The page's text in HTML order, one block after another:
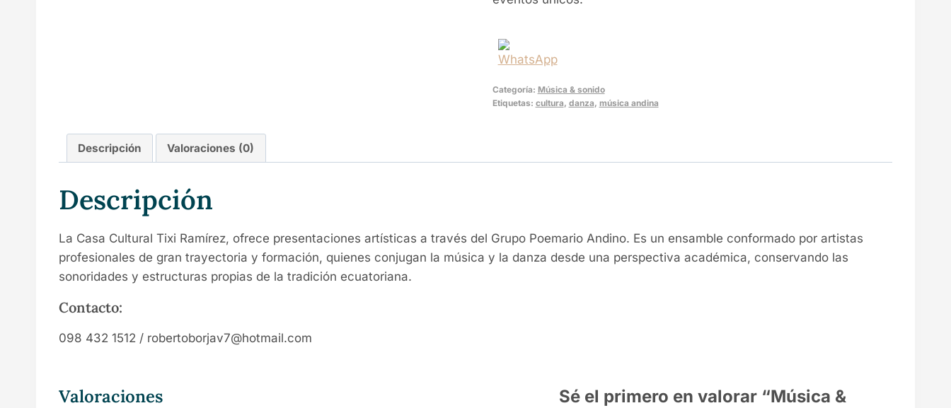
Categoría: Música & sonido
Etiquetas: cultura, danza, música andina
Descripción Valoraciones (0)
Descripción
La Casa Cultural Tixi Ramírez, ofrece presentaciones artísticas a través del Grupo Poemario Andino. Es un ensamble conformado por artistas
profesionales de gran trayectoria y formación, quienes conjugan la música y la danza desde una perspectiva académica, conservando las
sonoridades y estructuras propias de la tradición ecuatoriana.
Contacto:
098 432 1512 / robertoborjav7@hotmail.com
Valoraciones
Sé el primero en valorar “Música &